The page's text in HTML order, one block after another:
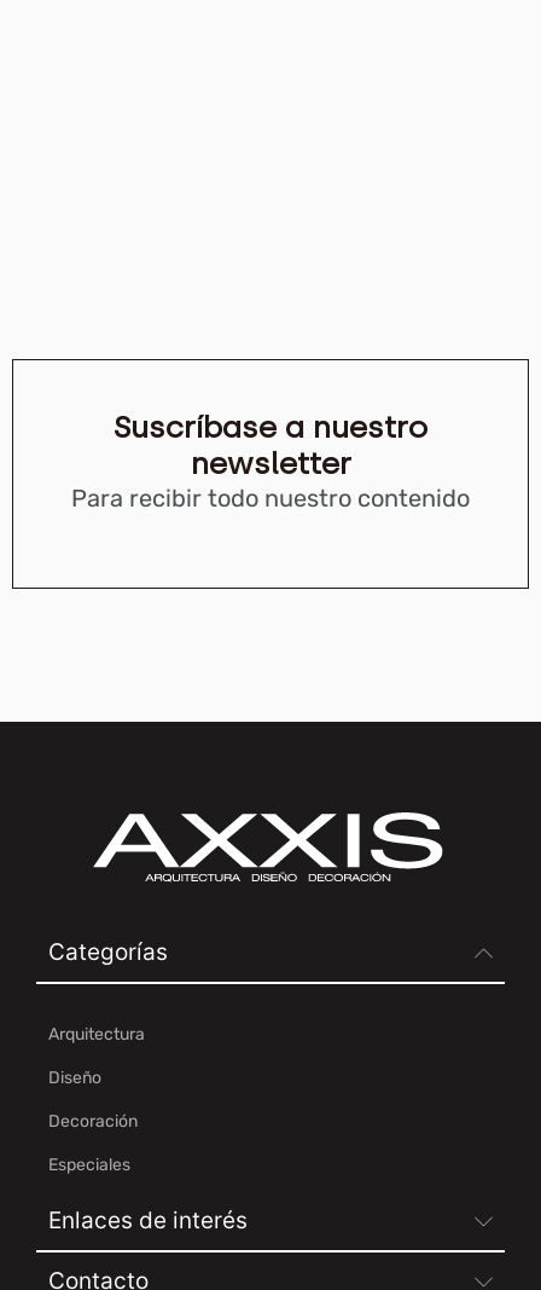
Suscríbase a nuestro
newsletter
Para recibir todo nuestro contenido
Categorías
Arquitectura
Diseño
Decoración
Especiales
Enlaces de interés
Contacto